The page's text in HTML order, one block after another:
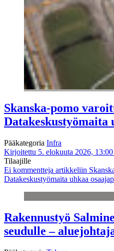
Skanska-pomo
Datakeskustyömaita
Pääkategoria Infra
Kirjoitettu 5. elokuuta 2026, 13:00
Tilaajille
Ei kommentteja artikkeliin
Datakeskustyömaita uhkaa
Rakennustyö
seudulle –